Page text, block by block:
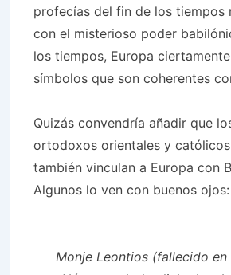
profecías del fin de los tiempos
con el misterioso poder
los tiempos, Europa
símbolos que son coherentes
Quizás convendría añadir que
ortodoxos orientales y
también vinculan a Europa con
Algunos lo ven con buenos ojos:
Monje Leontios (fallecido en